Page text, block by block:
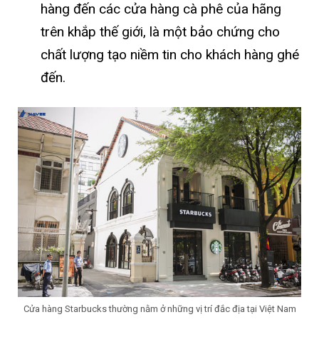
hàng đến các cửa hàng cà phê của hãng
trên khắp thế giới, là một bảo chứng cho
chất lượng tạo niềm tin cho khách hàng ghé
đến.
Cửa hàng Starbucks thường nằm ở những vị trí đắc địa tại Việt Nam